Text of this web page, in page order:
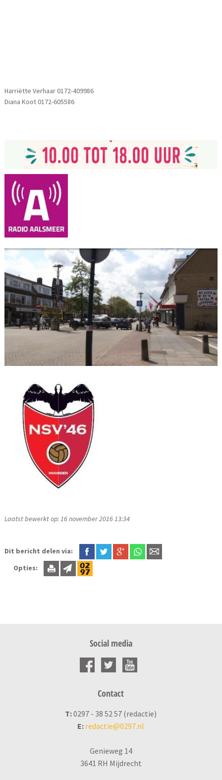
Harriëtte Verhaar 0172-409986
Diana Koot 0172-605586
Laatst bewerkt op: 16 november 2016 13:34
Dit bericht delen via:
Opties:
Social media
Contact
T:0297 - 38 52 57 (redactie)
E: redactie@0297.nl
Genieweg 14
3641 RH Mijdrecht